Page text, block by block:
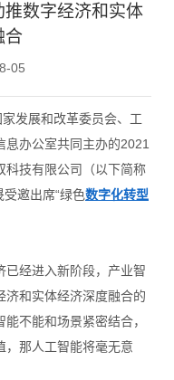
推数字经济和实体
合
05
发展和改革委员会、工
息办公室共同主办的2021
科技有限公司（以下简称
受邀出席“绿色数字化转型
已经进入新阶段，产业智
济和实体经济深度融合的
不能和场景紧密结合，
，那人工智能将毫无意